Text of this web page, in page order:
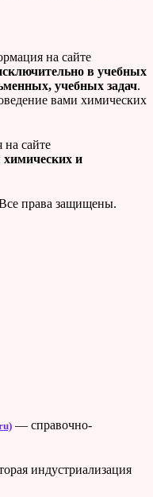
на сайте
в учебных
учебных задач.
вами химических
сайте
химических и
права защищены.
— справочно-
индустриализация